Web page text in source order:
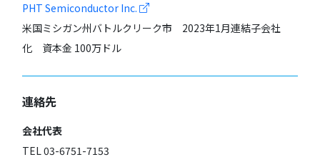
PHT Semiconductor Inc.
米国ミシガン州バトルクリーク市 2023年1月連結子会社
化 資本金 100万ドル
連絡先
会社代表
TEL 03-6751-7153